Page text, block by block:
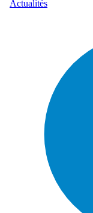
Actualités